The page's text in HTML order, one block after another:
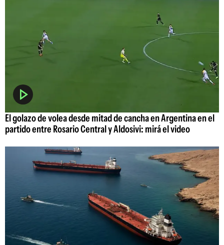
El golazo de volea desde mitad de cancha en Argentina en el
partido entre Rosario Central y Aldosivi: mirá el video